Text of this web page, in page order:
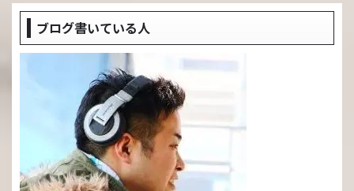
ブログ書いている人